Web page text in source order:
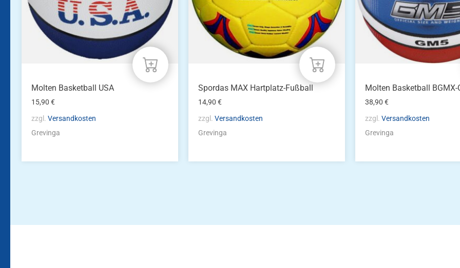
Molten Basketball USA
15,90€
zzgl.Versandkosten
Grevinga
Spordas MAX Hartplatz-Fußball
14,90€
zzgl.Versandkosten
Grevinga
Molten Basketball BGMX-
38,90€
zzgl.Versandkosten
Grevinga